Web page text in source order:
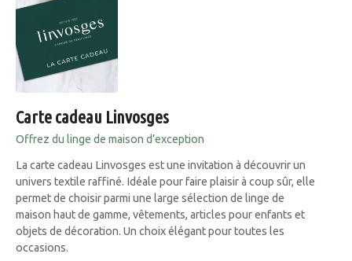
Carte cadeau Linvosges
Offrez du linge de maison d’exception
La carte cadeau Linvosges est une invitation à découvrir un
univers textile raffiné. Idéale pour faire plaisir à coup sûr, elle
permet de choisir parmi une large sélection de linge de
maison haut de gamme, vêtements, articles pour enfants et
objets de décoration. Un choix élégant pour toutes les
occasions.